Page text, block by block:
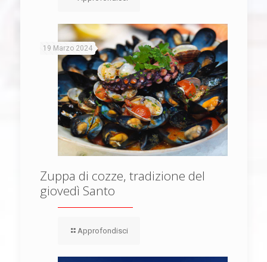
19 Marzo 2024
Zuppa di cozze, tradizione del
giovedì Santo
Approfondisci